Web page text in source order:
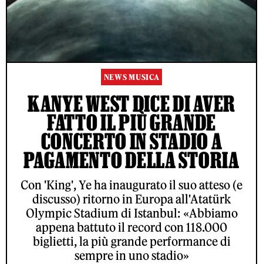
NEWS MUSICA
KANYE WEST DICE DI AVER
FATTO IL PIÙ GRANDE
CONCERTO IN STADIO A
PAGAMENTO DELLA STORIA
Con 'King', Ye ha inaugurato il suo atteso (e
discusso) ritorno in Europa all'Atatürk
Olympic Stadium di Istanbul: «Abbiamo
appena battuto il record con 118.000
biglietti, la più grande performance di
sempre in uno stadio»